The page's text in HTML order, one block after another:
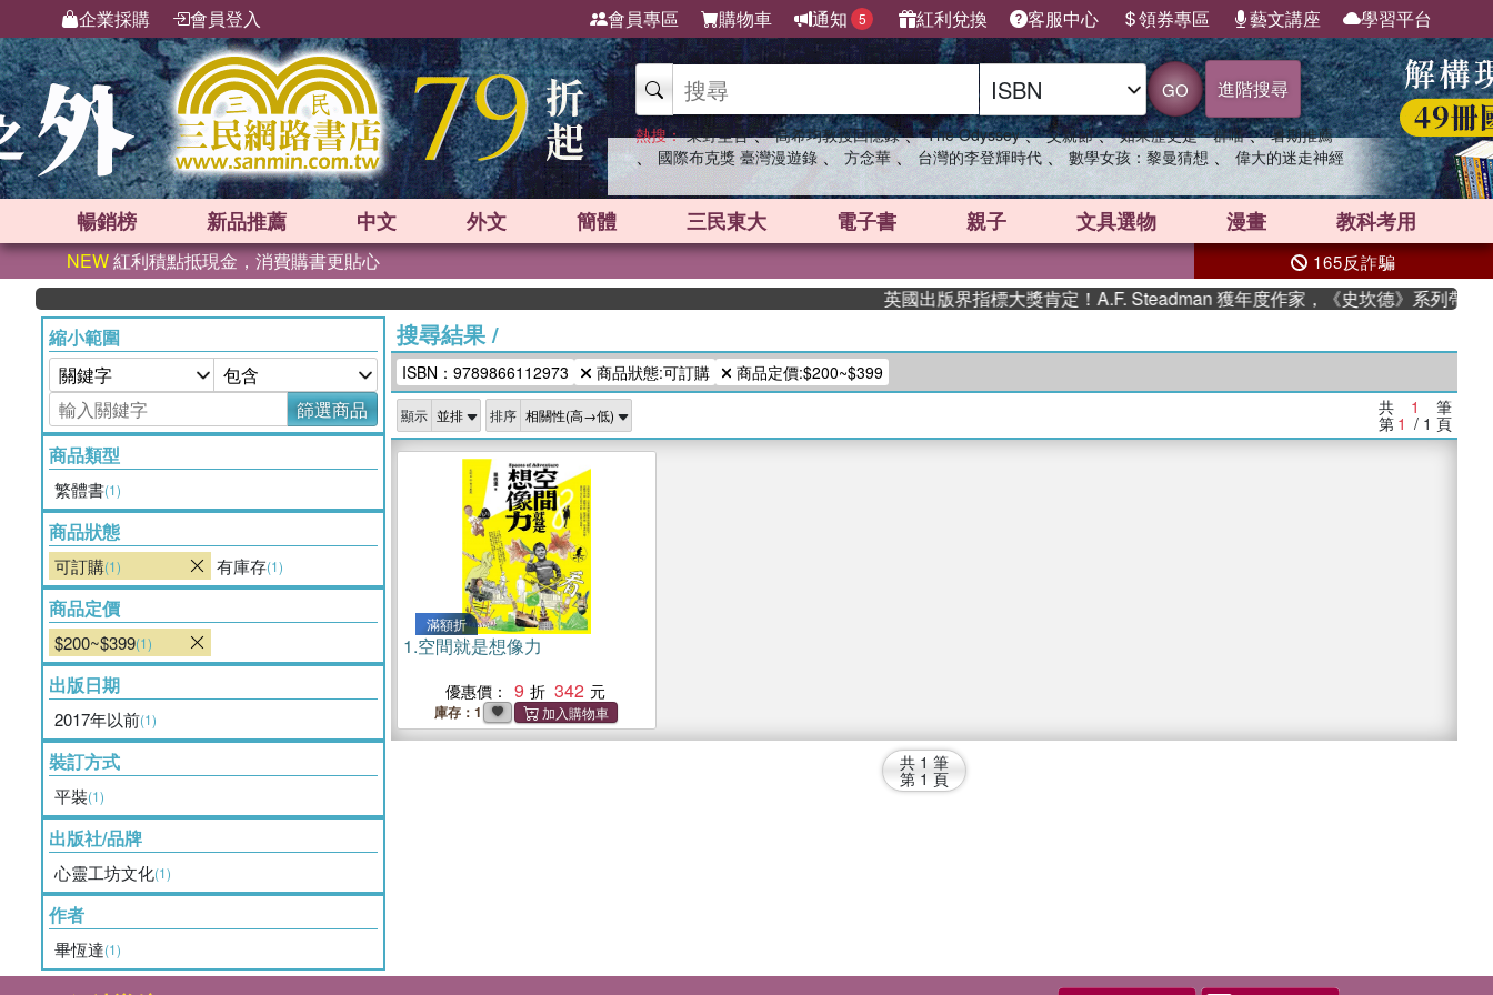
企業採購 會員登入 會員專區 購物車 通知 5 紅利兌換 客服中心 領券專區 藝文講座 學習平台
GO 進階搜尋
熱搜： 東野圭吾 、 高希均教授回憶錄 、 The Odyssey 、 父親節 、 如果歷史是一群喵 、 暑期推薦
、 國際布克獎 臺灣漫遊錄 、 方念華 、 台灣的李登輝時代 、 數學女孩：黎曼猜想 、 偉大的迷走神經
暢銷榜 新品推薦 中文 外文 簡體 三民東大 電子書 親子 文具選物 漫畫 教科考用
NEW紅利積點抵現金，消費購書更貼心 165反詐騙
英國出版界指標大獎肯定！A.F. Steadman 獲年度作家，《史坎德》系列帶你踏
縮小範圍
篩選商品
商品類型
繁體書(1)
商品狀態
可訂購(1) 有庫存(1)
商品定價
$200~$399(1)
出版日期
2017年以前(1)
裝訂方式
平裝(1)
出版社/品牌
心靈工坊文化(1)
作者
畢恆達(1)
搜尋結果/
ISBN：9789866112973 商品狀態:可訂購 商品定價:$200~$399
顯示 排序 共 1 筆
第 1 / 1 頁
滿額折
1.空間就是想像力
優惠價： 9 342
庫存：1
共 1 筆
第 1 頁